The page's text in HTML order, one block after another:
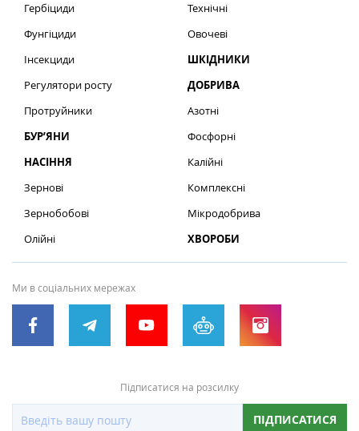
Гербіциди
Фунгіциди
Інсекциди
Регулятори росту
Протруйники
БУР’ЯНИ
НАСІННЯ
Зернові
Зернобобові
Олійні
Технічні
Овочеві
ШКІДНИКИ
ДОБРИВА
Азотні
Фосфорні
Калійні
Комплексні
Мікродобрива
ХВОРОБИ
Ми в соціальних мережах
Підписатися на розсилку
ПІДПИСАТИСЯ